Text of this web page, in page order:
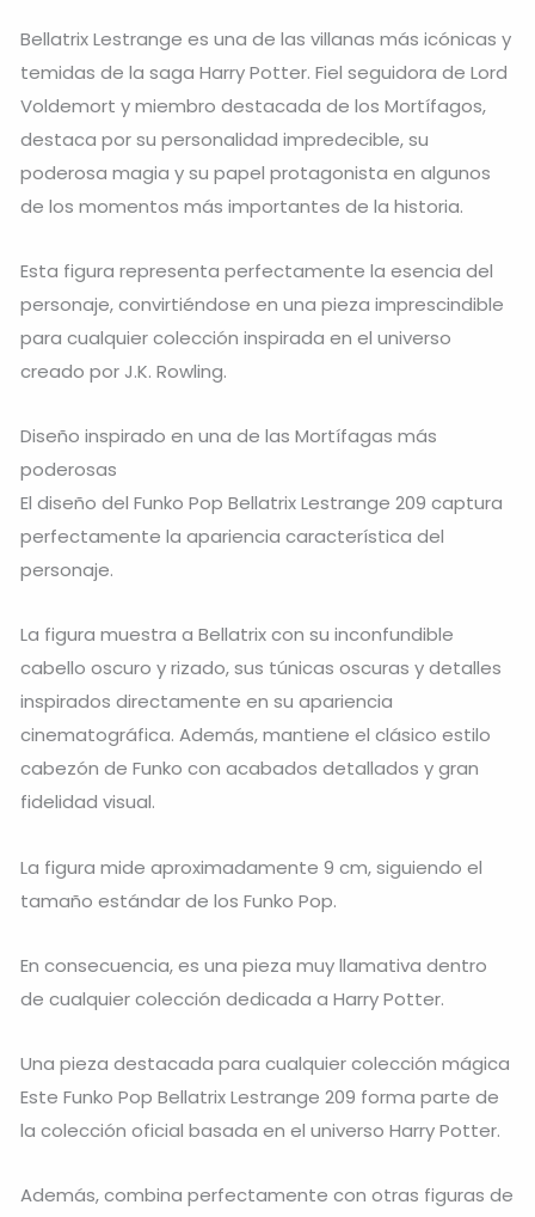
Bellatrix Lestrange es una de las villanas más icónicas y
temidas de la saga Harry Potter. Fiel seguidora de Lord
Voldemort y miembro destacada de los Mortífagos,
destaca por su personalidad impredecible, su
poderosa magia y su papel protagonista en algunos
de los momentos más importantes de la historia.
Esta figura representa perfectamente la esencia del
personaje, convirtiéndose en una pieza imprescindible
para cualquier colección inspirada en el universo
creado por J.K. Rowling.
Diseño inspirado en una de las Mortífagas más
poderosas
El diseño del Funko Pop Bellatrix Lestrange 209 captura
perfectamente la apariencia característica del
personaje.
La figura muestra a Bellatrix con su inconfundible
cabello oscuro y rizado, sus túnicas oscuras y detalles
inspirados directamente en su apariencia
cinematográfica. Además, mantiene el clásico estilo
cabezón de Funko con acabados detallados y gran
fidelidad visual.
La figura mide aproximadamente 9 cm, siguiendo el
tamaño estándar de los Funko Pop.
En consecuencia, es una pieza muy llamativa dentro
de cualquier colección dedicada a Harry Potter.
Una pieza destacada para cualquier colección mágica
Este Funko Pop Bellatrix Lestrange 209 forma parte de
la colección oficial basada en el universo Harry Potter.
Además, combina perfectamente con otras figuras de